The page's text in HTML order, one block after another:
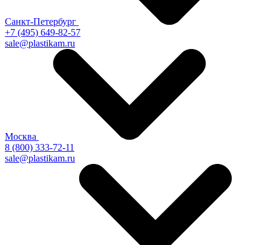
Санкт-Петербург
+7 (495) 649-82-57
sale@plastikam.ru
Москва
8 (800) 333-72-11
sale@plastikam.ru